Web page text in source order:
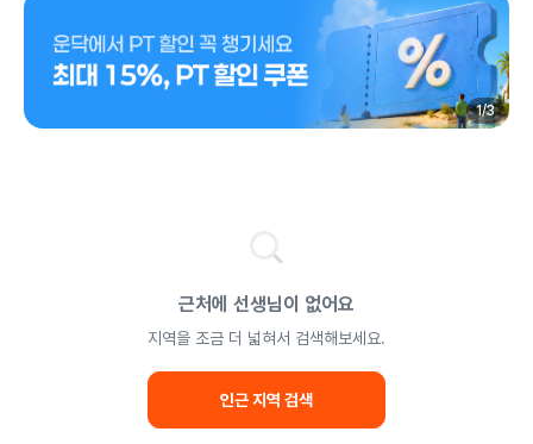
1/3
근처에 선생님이 없어요
지역을 조금 더 넓혀서 검색해보세요.
인근 지역 검색